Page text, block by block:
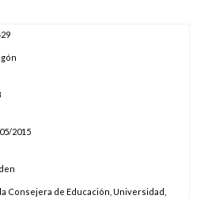
2015
Consejera de Educación, Universidad,